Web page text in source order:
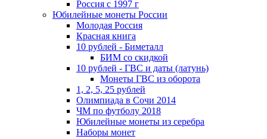
Россия с 1997 г
Юбилейные монеты России
Молодая Россия
Красная книга
10 рублей - Биметалл
БИМ со скидкой
10 рублей - ГВС и даты (латунь)
Монеты ГВС из оборота
1, 2, 5, 25 рублей
Олимпиада в Сочи 2014
ЧМ по футболу 2018
Юбилейные монеты из серебра
Наборы монет